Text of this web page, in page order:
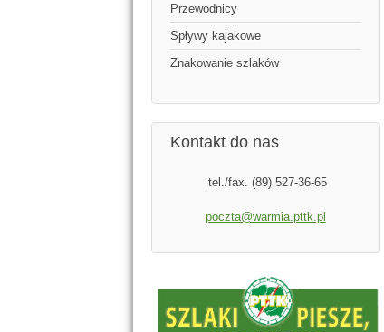
Przewodnicy
Spływy kajakowe
Znakowanie szlaków
Kontakt do nas
tel./fax. (89) 527-36-65
poczta@warmia.pttk.pl